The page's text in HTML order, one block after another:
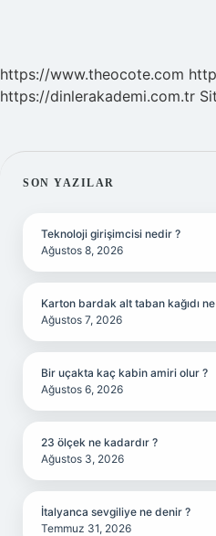
https://www.theocote.com
https://dinlerakademi.com.tr
SIDEBAR
SON YAZILAR
Teknoloji girişimcisi nedir ?
Ağustos 8, 2026
Karton bardak alt taban kağıdı
Ağustos 7, 2026
Bir uçakta kaç kabin amiri olur ?
Ağustos 6, 2026
23 ölçek ne kadardır ?
Ağustos 3, 2026
İtalyanca sevgiliye ne denir ?
Temmuz 31, 2026